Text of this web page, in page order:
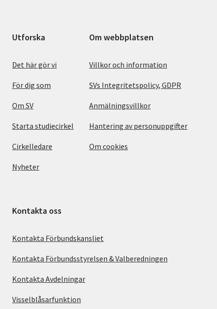
Utforska
Det här gör vi
För dig som
Om SV
Starta studiecirkel
Cirkelledare
Nyheter
Om webbplatsen
Villkor och information
SVs Integritetspolicy, GDPR
Anmälningsvillkor
Hantering av personuppgifter
Om cookies
Kontakta oss
Kontakta Förbundskansliet
Kontakta Förbundsstyrelsen & Valberedningen
Kontakta Avdelningar
Visselblåsarfunktion